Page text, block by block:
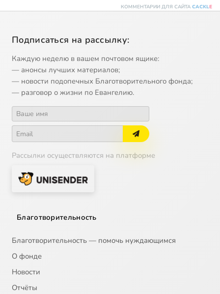
КОММЕНТАРИИ ДЛЯ САЙТА CACKLE
Подписаться на рассылку:
Каждую неделю в вашем почтовом ящике:
— анонсы лучших материалов;
— новости подопечных Благотворительного фонда;
— разговор о жизни по Евангелию.
Рассылки осуществляются на платформе
Благотворительность
Благотворительность — помочь нуждающимся
О фонде
Новости
Отчёты